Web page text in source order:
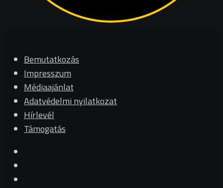
Bemutatkozás
Impresszum
Médiaajánlat
Adatvédelmi nyilatkozat
Hírlevél
Támogatás